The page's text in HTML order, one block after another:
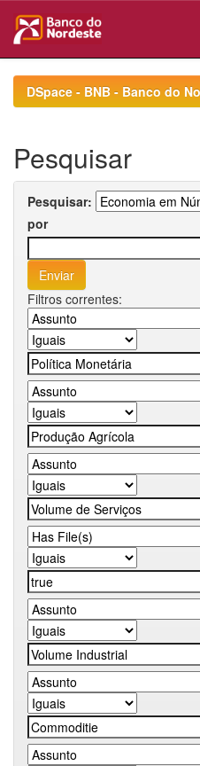
navigationDSpace - BNB - Banco do
Pesquisar
Pesquisar:
por
Filtros correntes: